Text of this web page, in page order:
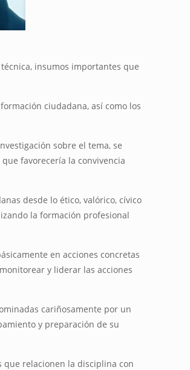
insumos importantes que
ciudadana, así como los
sobre el tema, se
favorecería la convivencia
desde lo ético, valórico, cívico
la formación profesional
en acciones concretas
y liderar las acciones
cariñosamente por un
y preparación de su
que relacionen la disciplina con